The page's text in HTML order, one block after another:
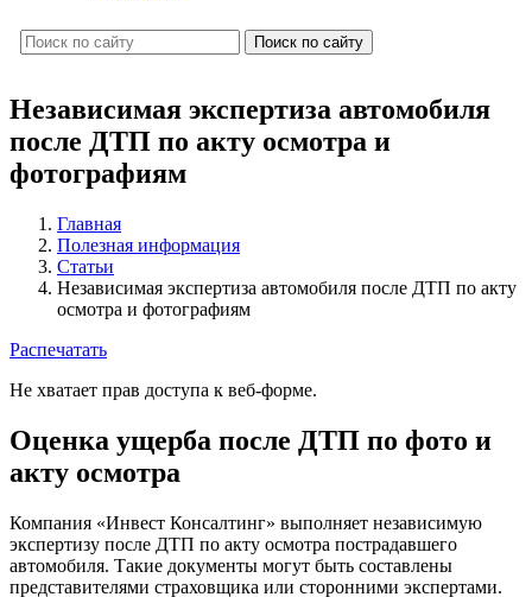
Поиск по сайту
Независимая экспертиза автомобиля
после ДТП по акту осмотра и
фотографиям
Главная
Полезная информация
Статьи
Независимая экспертиза автомобиля после ДТП по акту
осмотра и фотографиям
Распечатать
Не хватает прав доступа к веб-форме.
Оценка ущерба после ДТП по фото и
акту осмотра
Компания «Инвест Консалтинг» выполняет независимую
экспертизу после ДТП по акту осмотра пострадавшего
автомобиля. Такие документы могут быть составлены
представителями страховщика или сторонними экспертами.